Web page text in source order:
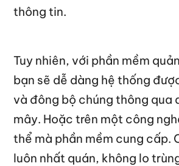
thông tin.
Tuy nhiên, với phần mềm
bạn sẽ dễ dàng hệ thống
và đông bộ chúng thông qua
mây. Hoặc trên một công
thể mà phần mềm cung cấp.
luôn nhất quán, không lo